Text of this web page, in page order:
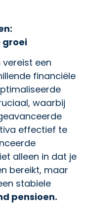
groei
een
financiële
waarbij
effectief te
alleen in dat je
bereikt, maar
stabiele
pensioen.